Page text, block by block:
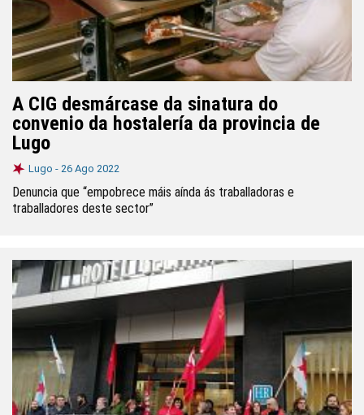
A CIG desmárcase da sinatura do
convenio da hostalería da provincia de
Lugo
Lugo - 26 Ago 2022
Denuncia que “empobrece máis aínda ás traballadoras e
traballadores deste sector”